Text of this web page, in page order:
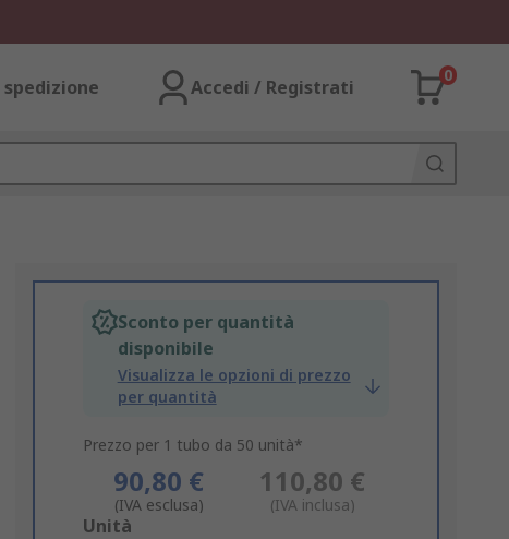
Accedi / Registrati
0
Sconto per quantità
disponibile
Visualizza le opzioni di prezzo
per quantità
Prezzo per 1 tubo da 50 unità*
90,80 €
(IVA esclusa)
110,80 €
(IVA inclusa)
Add
Unità